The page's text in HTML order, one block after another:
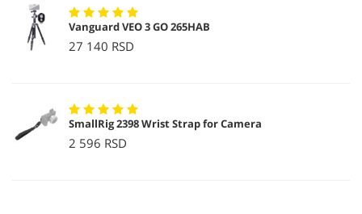
Vanguard VEO 3 GO 265HAB
27 140 RSD
SmallRig 2398 Wrist Strap for Camera
2 596 RSD